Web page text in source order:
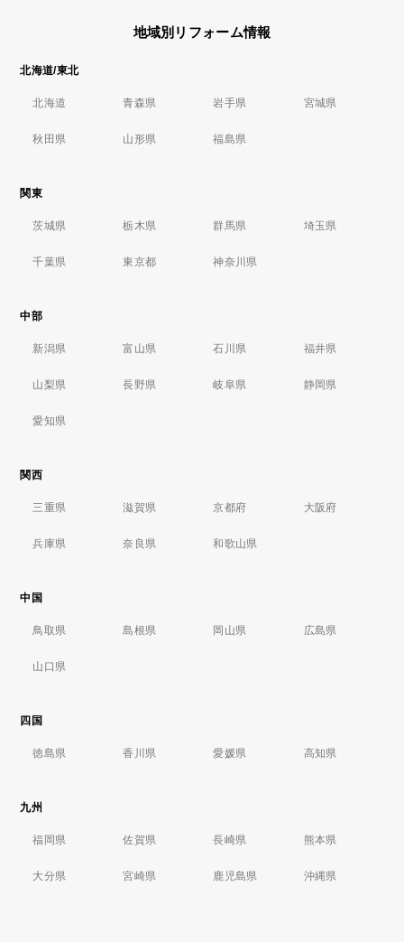
地域別リフォーム情報
北海道/東北
北海道 青森県 岩手県 宮城県
秋田県 山形県 福島県
関東
茨城県 栃木県 群馬県 埼玉県
千葉県 東京都 神奈川県
中部
新潟県 富山県 石川県 福井県
山梨県 長野県 岐阜県 静岡県
愛知県
関西
三重県 滋賀県 京都府 大阪府
兵庫県 奈良県 和歌山県
中国
鳥取県 島根県 岡山県 広島県
山口県
四国
徳島県 香川県 愛媛県 高知県
九州
福岡県 佐賀県 長崎県 熊本県
大分県 宮崎県 鹿児島県 沖縄県